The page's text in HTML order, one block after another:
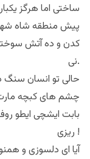
ساختی اما هرگز
پیش منطقه شاه
کدن و ده آتش
نی.
حالی تو انسان سنگ
چشم های کبچه مارت
بابت ایشچی ایطو
ریزی !
آیا ای دلسوزی و